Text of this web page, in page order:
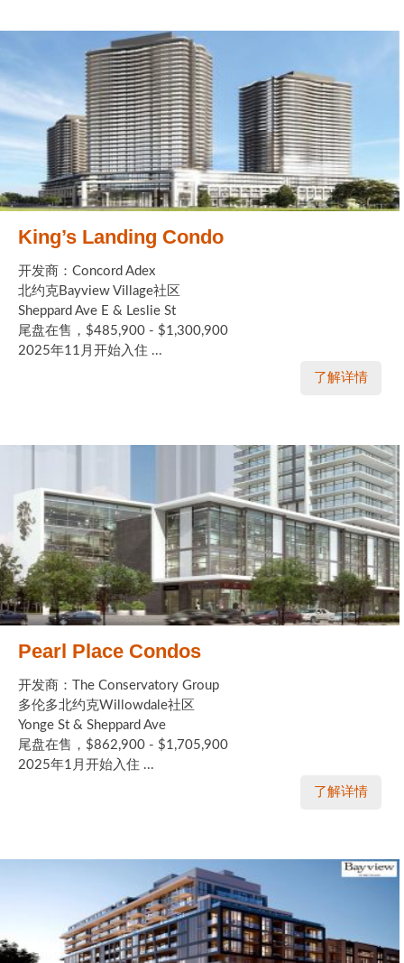
King’s Landing Condo
开发商：Concord Adex
北约克Bayview Village社区
Sheppard Ave E & Leslie St
尾盘在售，$485,900 - $1,300,900
2025年11月开始入住 ...
了解详情
Pearl Place Condos
开发商：The Conservatory Group
多伦多北约克Willowdale社区
Yonge St & Sheppard Ave
尾盘在售，$862,900 - $1,705,900
2025年1月开始入住 ...
了解详情